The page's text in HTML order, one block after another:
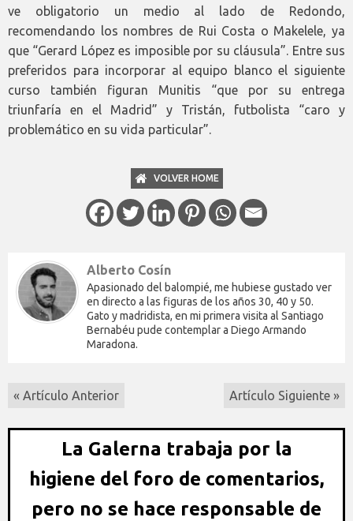
ve obligatorio un medio al lado de Redondo,
recomendando los nombres de Rui Costa o Makelele, ya
que “Gerard López es imposible por su cláusula”. Entre sus
preferidos para incorporar al equipo blanco el siguiente
curso también figuran Munitis “que por su entrega
triunfaría en el Madrid” y Tristán, futbolista “caro y
problemático en su vida particular”.
VOLVER HOME
Alberto Cosín
Apasionado del balompié, me hubiese gustado ver
en directo a las figuras de los años 30, 40 y 50.
Gato y madridista, en mi primera visita al Santiago
Bernabéu pude contemplar a Diego Armando
Maradona.
« Artículo Anterior Artículo Siguiente »
La Galerna trabaja por la
higiene del foro de comentarios,
pero no se hace responsable de